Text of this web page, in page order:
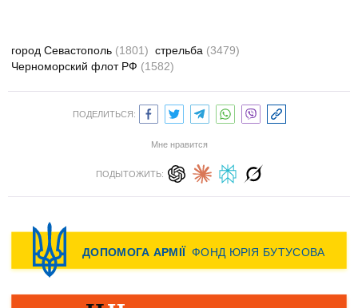
город Севастополь (1801) стрельба (3479)
Черноморский флот РФ (1582)
ПОДЕЛИТЬСЯ:
Мне нравится
ПОДЫТОЖИТЬ: